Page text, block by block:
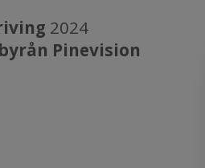
2024
Pinevision